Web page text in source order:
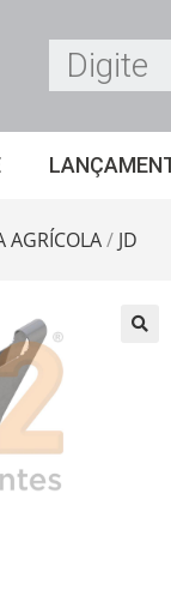
AGRÍCOLA/ JD